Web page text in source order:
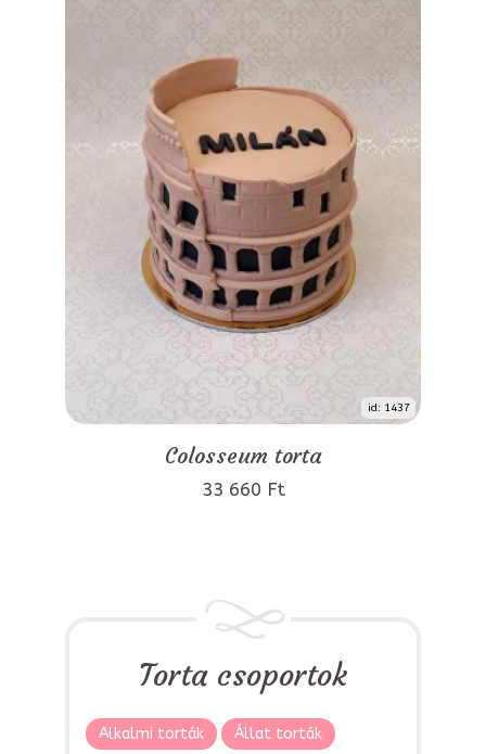
id: 1437
Colosseum torta
33 660 Ft
Torta csoportok
Alkalmi torták Állat torták